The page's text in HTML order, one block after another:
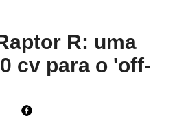
R: uma
cv para o 'off-